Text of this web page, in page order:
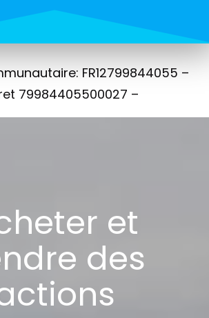
FR12799844055 –
79984405500027 –
et
des